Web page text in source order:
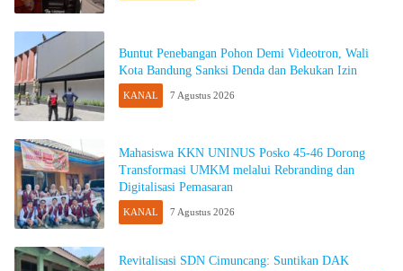
Buntut Penebangan Pohon Demi Videotron, Wali
Kota Bandung Sanksi Denda dan Bekukan Izin
KANAL 7 Agustus 2026
Mahasiswa KKN UNINUS Posko 45-46 Dorong
Transformasi UMKM melalui Rebranding dan
Digitalisasi Pemasaran
KANAL 7 Agustus 2026
Revitalisasi SDN Cimuncang: Suntikan DAK